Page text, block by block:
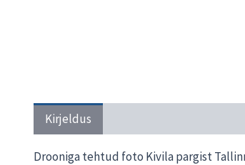
Kirjeldus
Drooniga tehtud foto Kivila pargist